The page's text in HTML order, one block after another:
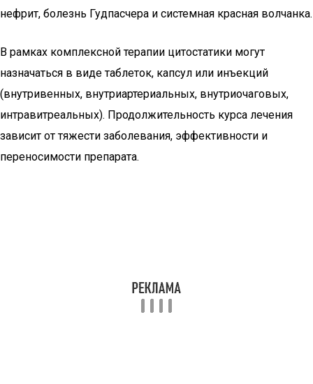
нефрит, болезнь Гудпасчера и системная красная волчанка.
В рамках комплексной терапии цитостатики могут
назначаться в виде таблеток, капсул или инъекций
(внутривенных, внутриартериальных, внутриочаговых,
интравитреальных). Продолжительность курса лечения
зависит от тяжести заболевания, эффективности и
переносимости препарата.